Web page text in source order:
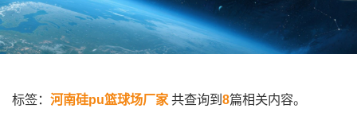
标签： 河南硅pu篮球场厂家 共查询到 8篇相关内容。